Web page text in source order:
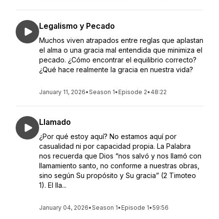
Legalismo y Pecado
Muchos viven atrapados entre reglas que aplastan
el alma o una gracia mal entendida que minimiza el
pecado. ¿Cómo encontrar el equilibrio correcto?
¿Qué hace realmente la gracia en nuestra vida?
January 11, 2026•Season 1• Episode 2• 48:22
Llamado
¿Por qué estoy aquí? No estamos aquí por
casualidad ni por capacidad propia. La Palabra
nos recuerda que Dios “nos salvó y nos llamó con
llamamiento santo, no conforme a nuestras obras,
sino según Su propósito y Su gracia” (2 Timoteo
1). El lla...
January 04, 2026•Season 1• Episode 1•59:56